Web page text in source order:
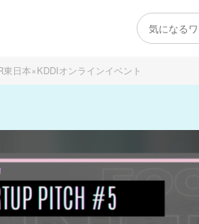
日本×KDDIオンラインイベント